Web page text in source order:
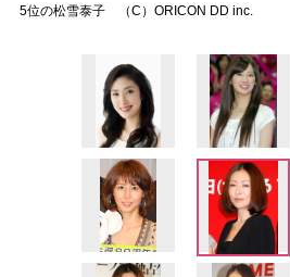
5位の松雪泰子 （C）ORICON DD inc.